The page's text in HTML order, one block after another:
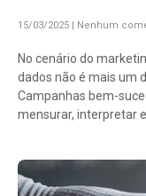
15/03/2025 Nenhum
No cenário do
dados não é mais um
Campanhas bem-
mensurar, interpretar